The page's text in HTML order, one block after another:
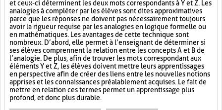
et ceux-ci déterminent les deux mots correspondants à Y et Z. Les
analogies à compléter par les élèves sont dites approximatives
parce que les réponses ne doivent pas nécessairement toujours
avoir la rigueur requise par les analogies en logique formelle ou
en mathématiques. Les avantages de cette technique sont
nombreux. D’abord, elle permet à l’enseignant de déterminer si
ses élèves comprennent la relation entre les concepts A et B de
l’analogie. De plus, afin de trouver les mots correspondant aux
éléments Y et Z, les élèves doivent mettre leurs apprentissages
en perspective afin de créer des liens entre les nouvelles notions
apprises et les connaissances préalablement acquises. Le fait de
mettre en relation ces termes permet un apprentissage plus
profond, et donc plus durable.